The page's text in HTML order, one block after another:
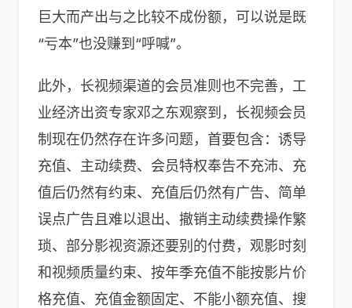
巨大而产出与之比较不成份额，可以说是既
“亏本”也没赚到“呼喊”。
此外，长视频渠道的会员准则也不完善，工
业经济出资专家邓之东观察到，长视频会员
制现在仍然存在许多问题，首要包含：诱导
充值、主动续费、会员特权奉告不充沛、充
值后仍然有约束、充值后仍然有广告、简单
误点广告且难以退出、撤销主动续费操作繁
琐、部分影视资源还要别的付费，观影时刻
和视频质量约束、按年季充值不能按影片价
格充值、充值金额固定、不能小额充值、搜